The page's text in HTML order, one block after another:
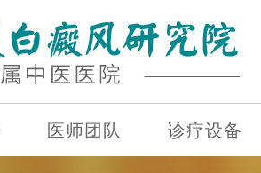
医师团队 诊疗设备